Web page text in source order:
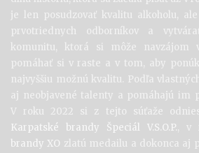
je len posudzovať kvalitu alkoholu,
prvotriednych odborníkov a
komunitu, ktorá si môže navzájom
pomáhať si v raste a v tom, aby
najvyššiu možnú kvalitu. Podľa
aj neobjavené talenty a pomáhajú im
V roku 2022 si z tejto súťaže
Karpatské brandy Špeciál V.S.O.P. , v
brandy XO zlatú medailu a dokonca aj